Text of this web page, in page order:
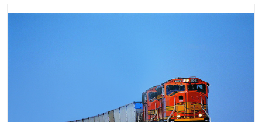
蒙古乌兰巴托双清包税 蒙古乌兰巴